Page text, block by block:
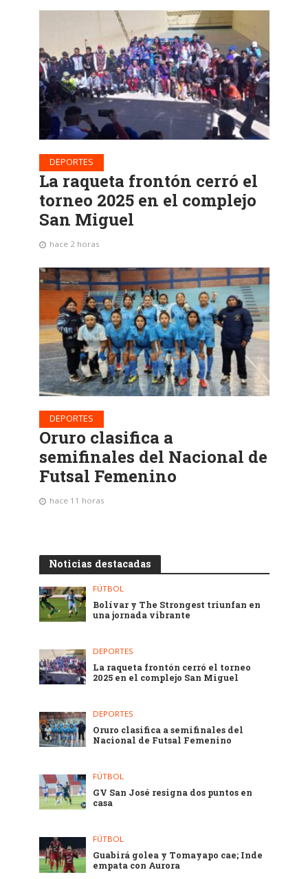
DEPORTES
La raqueta frontón cerró el
torneo 2025 en el complejo
San Miguel
hace 2 horas
DEPORTES
Oruro clasifica a
semifinales del Nacional de
Futsal Femenino
hace 11 horas
Noticias destacadas
FÚTBOL
Bolívar y The Strongest triunfan en
una jornada vibrante
DEPORTES
La raqueta frontón cerró el torneo
2025 en el complejo San Miguel
DEPORTES
Oruro clasifica a semifinales del
Nacional de Futsal Femenino
FÚTBOL
GV San José resigna dos puntos en
casa
FÚTBOL
Guabirá golea y Tomayapo cae; Inde
empata con Aurora